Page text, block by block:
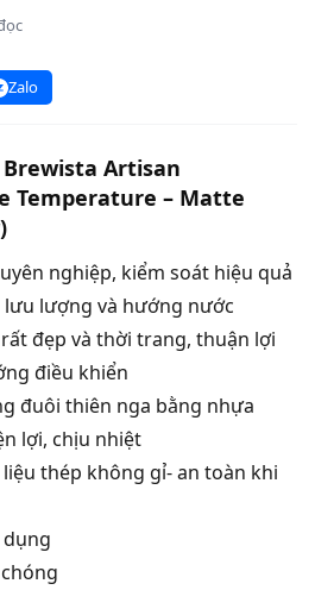
Zalo
Artisan
Temperature – Matte
nghiệp, kiểm soát hiệu quả
lưu lượng và hướng nước
đẹp và thời trang, thuận lợi
điều khiển
đuôi thiên nga bằng nhựa
lợi, chịu nhiệt
thép không gỉ- an toàn khi